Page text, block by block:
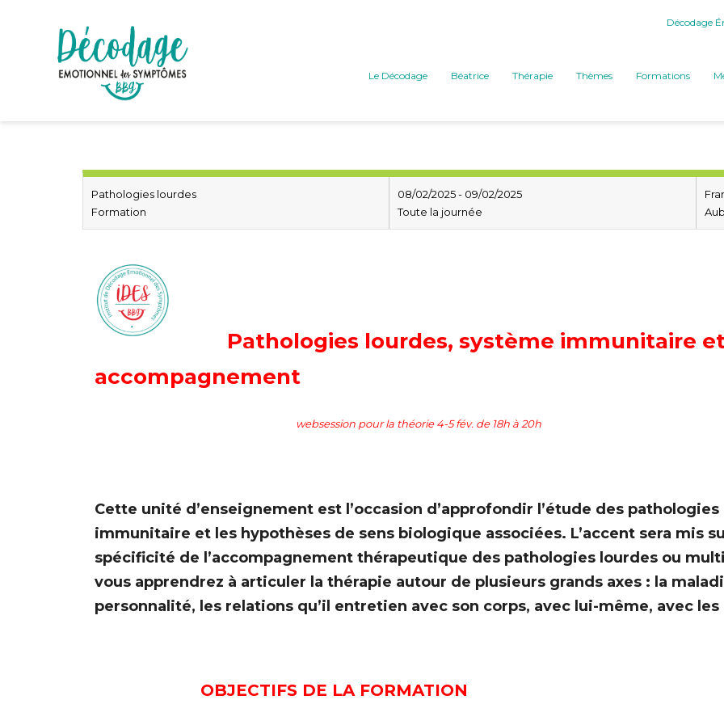
Décodage
Le Décodage Béatrice Thérapie Thèmes Formations
Pathologies lourdes
Formation
08/02/2025 - 09/02/2025
Toute la journée
Pathologies lourdes, système immunitaire
accompagnement
websession pour la théorie 4-5 fév. de 18h à 20h
Cette unité d’enseignement est l’occasion d’approfondir l’étude des
immunitaire et les hypothèses de sens biologique associées. L’accent sera mis
spécificité de l’accompagnement thérapeutique des pathologies lourdes ou
vous apprendrez à articuler la thérapie autour de plusieurs grands axes : la
personnalité, les relations qu’il entretien avec son corps, avec lui-même, avec
OBJECTIFS DE LA FORMATION